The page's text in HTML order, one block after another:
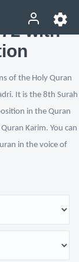
with
of the Holy Quran
It is the 8th Surah
in the Quran
Karim. You can
in the voice of